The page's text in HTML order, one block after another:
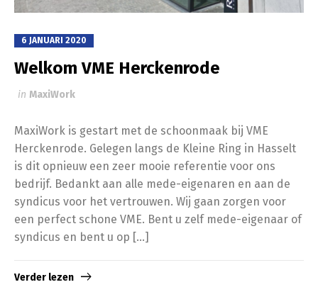
6 JANUARI 2020
Welkom VME Herckenrode
in MaxiWork
MaxiWork is gestart met de schoonmaak bij VME
Herckenrode. Gelegen langs de Kleine Ring in Hasselt
is dit opnieuw een zeer mooie referentie voor ons
bedrijf. Bedankt aan alle mede-eigenaren en aan de
syndicus voor het vertrouwen. Wij gaan zorgen voor
een perfect schone VME. Bent u zelf mede-eigenaar of
syndicus en bent u op […]
Verder lezen